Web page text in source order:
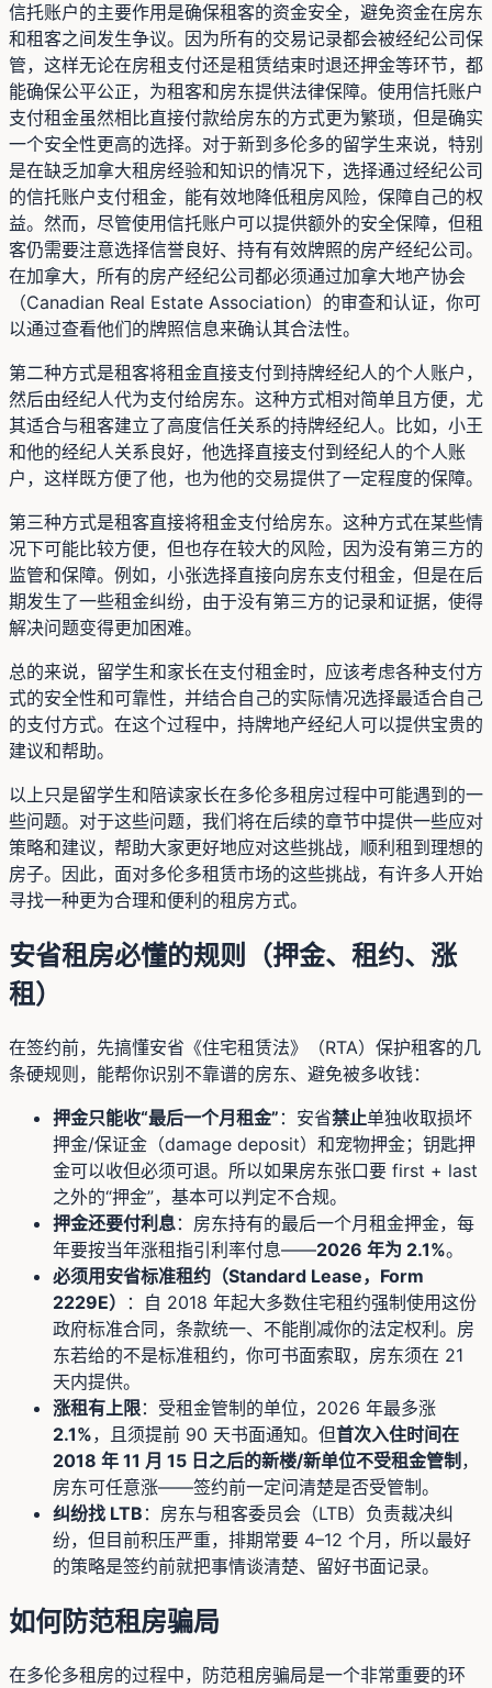
信托账户的主要作用是确保租客的资金安全，避免资金在房东
和租客之间发生争议。因为所有的交易记录都会被经纪公司保
管，这样无论在房租支付还是租赁结束时退还押金等环节，都
能确保公平公正，为租客和房东提供法律保障。使用信托账户
支付租金虽然相比直接付款给房东的方式更为繁琐，但是确实
一个安全性更高的选择。对于新到多伦多的留学生来说，特别
是在缺乏加拿大租房经验和知识的情况下，选择通过经纪公司
的信托账户支付租金，能有效地降低租房风险，保障自己的权
益。然而，尽管使用信托账户可以提供额外的安全保障，但租
客仍需要注意选择信誉良好、持有有效牌照的房产经纪公司。
在加拿大，所有的房产经纪公司都必须通过加拿大地产协会
（Canadian Real Estate Association）的审查和认证，你可
以通过查看他们的牌照信息来确认其合法性。
第二种方式是租客将租金直接支付到持牌经纪人的个人账户，
然后由经纪人代为支付给房东。这种方式相对简单且方便，尤
其适合与租客建立了高度信任关系的持牌经纪人。比如，小王
和他的经纪人关系良好，他选择直接支付到经纪人的个人账
户，这样既方便了他，也为他的交易提供了一定程度的保障。
第三种方式是租客直接将租金支付给房东。这种方式在某些情
况下可能比较方便，但也存在较大的风险，因为没有第三方的
监管和保障。例如，小张选择直接向房东支付租金，但是在后
期发生了一些租金纠纷，由于没有第三方的记录和证据，使得
解决问题变得更加困难。
总的来说，留学生和家长在支付租金时，应该考虑各种支付方
式的安全性和可靠性，并结合自己的实际情况选择最适合自己
的支付方式。在这个过程中，持牌地产经纪人可以提供宝贵的
建议和帮助。
以上只是留学生和陪读家长在多伦多租房过程中可能遇到的一
些问题。对于这些问题，我们将在后续的章节中提供一些应对
策略和建议，帮助大家更好地应对这些挑战，顺利租到理想的
房子。因此，面对多伦多租赁市场的这些挑战，有许多人开始
寻找一种更为合理和便利的租房方式。
安省租房必懂的规则（押金、租约、涨
租）
在签约前，先搞懂安省《住宅租赁法》（RTA）保护租客的几
条硬规则，能帮你识别不靠谱的房东、避免被多收钱：
押金只能收“最后一个月租金” ：安省禁止单独收取损坏
押金/保证金（damage deposit）和宠物押金；钥匙押
金可以收但必须可退。所以如果房东张口要 first + last
之外的“押金”，基本可以判定不合规。
押金还要付利息：房东持有的最后一个月租金押金，每
年要按当年涨租指引利率付息——2026 年为 2.1%。
必须用安省标准租约（Standard Lease，Form
2229E）
：自 2018 年起大多数住宅租约强制使用这份
政府标准合同，条款统一、不能削减你的法定权利。房
东若给的不是标准租约，你可书面索取，房东须在 21
天内提供。
涨租有上限：受租金管制的单位，2026 年最多涨
2.1%，且须提前 90 天书面通知。但首次入住时间在
2018 年 11 月 15 日之后的新楼/新单位不受租金管制 ，
房东可任意涨——签约前一定问清楚是否受管制。
纠纷找 LTB ：房东与租客委员会（LTB）负责裁决纠
纷，但目前积压严重，排期常要 4–12 个月，所以最好
的策略是签约前就把事情谈清楚、留好书面记录。
如何防范租房骗局
在多伦多租房的过程中，防范租房骗局是一个非常重要的环